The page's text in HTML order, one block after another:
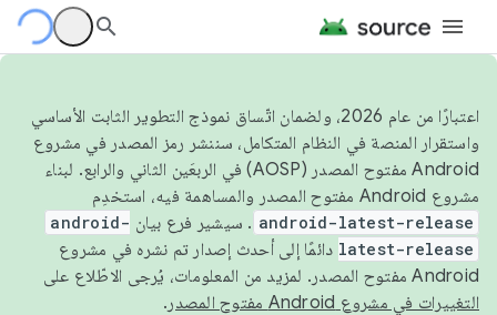
اعتبارًا من عام 2026، ولضمان اتّساق نموذج التطوير الثابت الأساسي
واستقرار المنصة في النظام المتكامل، سننشر رمز المصدر في مشروع
Android مفتوح المصدر (AOSP) في الربعَين الثاني والرابع. لبناء
مشروع Android مفتوح المصدر والمساهمة فيه، استخدِم
android-latest-release . سيشير فرع بيان android-
latest-release دائمًا إلى أحدث إصدار تم نشره في مشروع
Android مفتوح المصدر. لمزيد من المعلومات، يُرجى الاطّلاع على
التغييرات في مشروع Android مفتوح المصدر
.